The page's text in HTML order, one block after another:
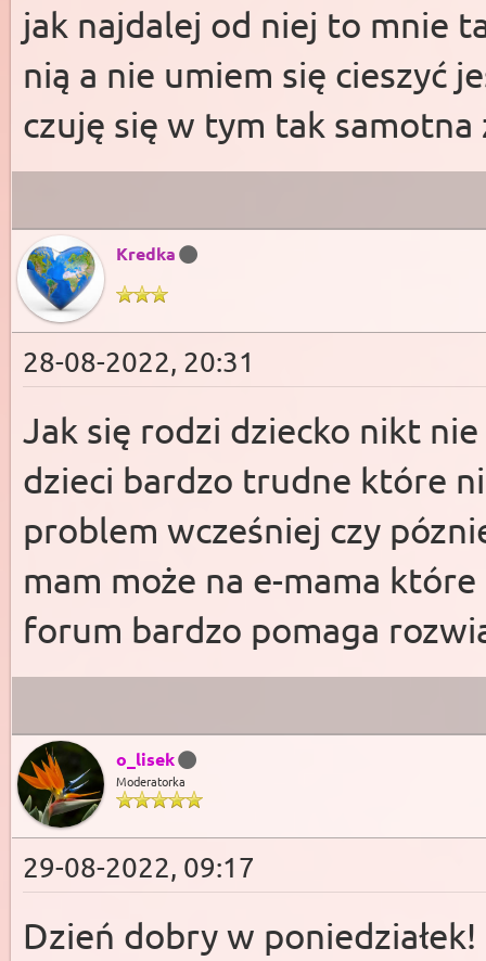
jak najdalej od niej to mnie
nią a nie umiem się cieszyć
czuję się w tym tak
Kredka
28-08-2022, 20:31
Jak się rodzi dziecko nikt
dzieci bardzo trudne które
problem wcześniej czy
mam może na e-mama
forum bardzo pomaga
o_lisek
Moderatorka
29-08-2022, 09:17
Dzień dobry w poniedziałek!